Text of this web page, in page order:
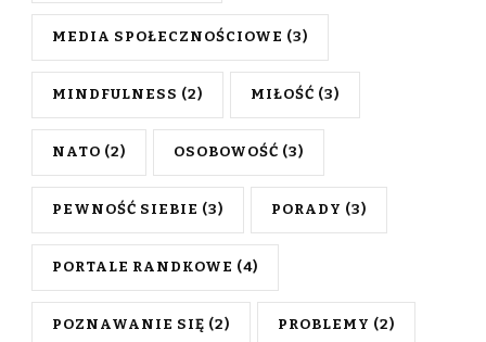
MEDIA SPOŁECZNOŚCIOWE (3)
MINDFULNESS (2) MIŁOŚĆ (3)
NATO (2) OSOBOWOŚĆ (3)
PEWNOŚĆ SIEBIE (3) PORADY (3)
PORTALE RANDKOWE (4)
POZNAWANIE SIĘ (2) PROBLEMY (2)